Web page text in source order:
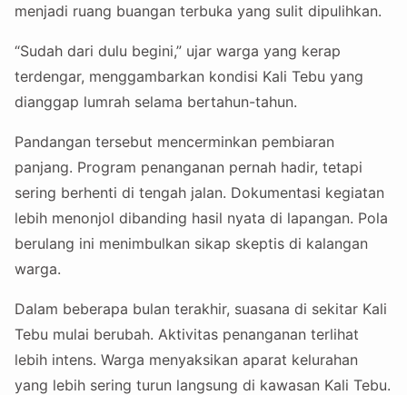
menjadi ruang buangan terbuka yang sulit dipulihkan.
“Sudah dari dulu begini,” ujar warga yang kerap
terdengar, menggambarkan kondisi Kali Tebu yang
dianggap lumrah selama bertahun-tahun.
Pandangan tersebut mencerminkan pembiaran
panjang. Program penanganan pernah hadir, tetapi
sering berhenti di tengah jalan. Dokumentasi kegiatan
lebih menonjol dibanding hasil nyata di lapangan. Pola
berulang ini menimbulkan sikap skeptis di kalangan
warga.
Dalam beberapa bulan terakhir, suasana di sekitar Kali
Tebu mulai berubah. Aktivitas penanganan terlihat
lebih intens. Warga menyaksikan aparat kelurahan
yang lebih sering turun langsung di kawasan Kali Tebu.